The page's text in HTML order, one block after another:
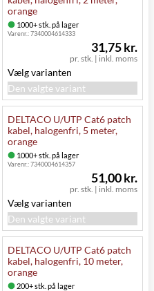
orange
1000+ stk. på lager
Varenr.:7340004614333
pr. stk. | inkl. moms
31,75 kr.
Vælg varianten
Den valgte variant
DELTACO U/UTP Cat6 patch
kabel, halogenfri, 5 meter,
orange
1000+ stk. på lager
Varenr.:7340004614357
pr. stk. | inkl. moms
51,00 kr.
Vælg varianten
Den valgte variant
DELTACO U/UTP Cat6 patch
kabel, halogenfri, 10 meter,
orange
200+ stk. på lager